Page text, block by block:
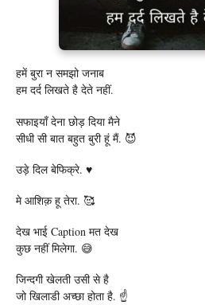
हमें बुरा न समझो जनाब
हम दर्द लिखते है देते नहीं.
सफाइयाँ देना छोड़ दिया मैने
सीधी सी बात बहुत बुरी हूं मैं. 😈
उड़े दिल बेफिक्रे. ♥️
मे आशिक़ हू तेरा. 🥰
देख भाई Caption मत देख
कुछ नहीं मिलेगा. 😅
जिन्दगी खेलती उसी से है
जो खिलाडी अच्छा होता है. ☝️